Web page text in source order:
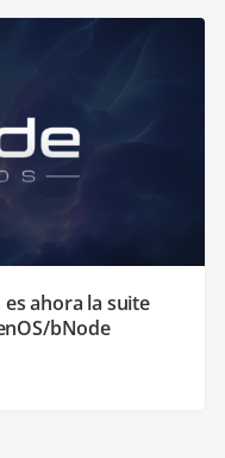
es ahora la suite
bNode